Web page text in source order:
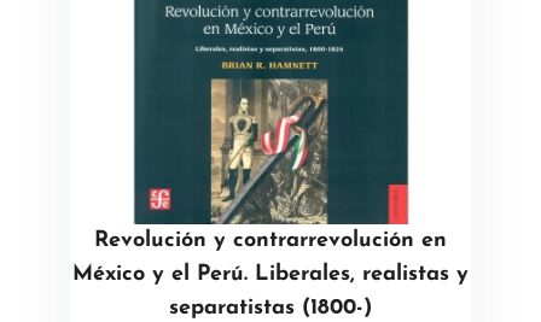
Revolución y contrarrevolución en
México y el Perú. Liberales, realistas y
separatistas (1800-)